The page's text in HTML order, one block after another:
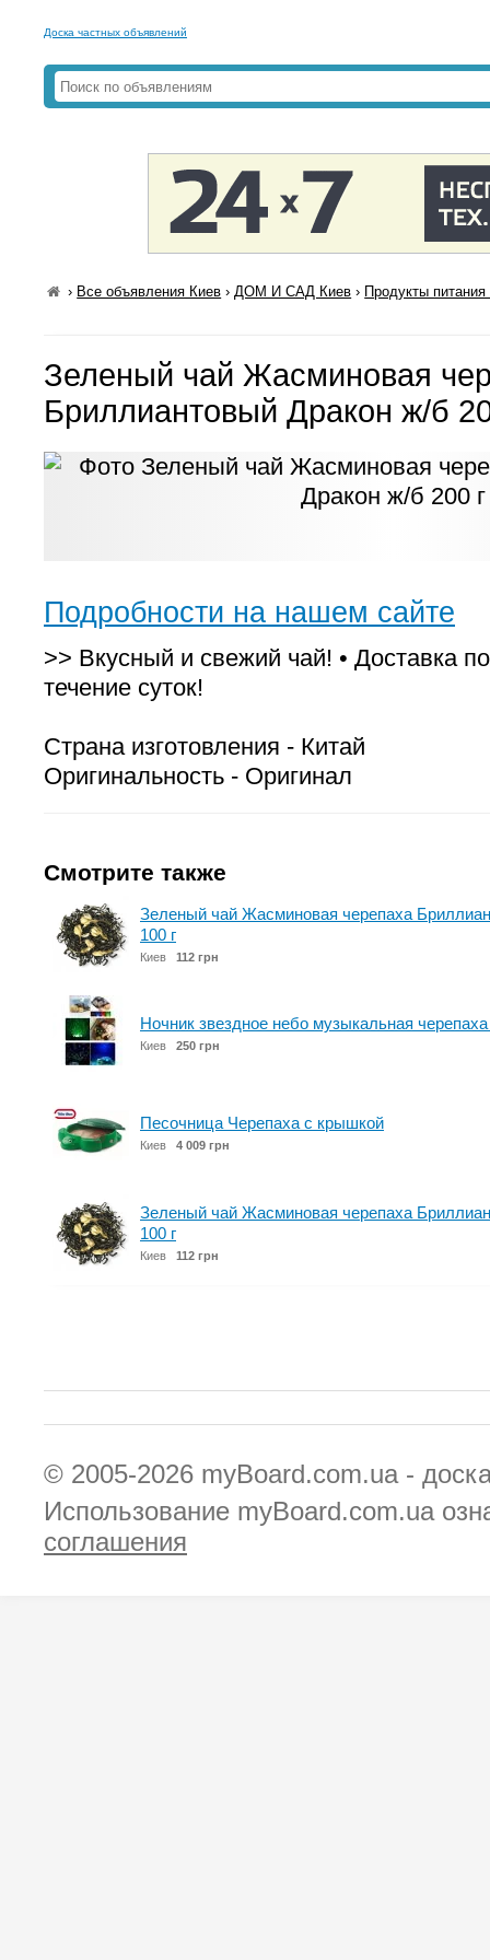
Доска частных объявлений
› Все объявления Киев ›ДОМ И САД Киев › Продукты
Зеленый чай Жасминовая
Бриллиантовый Дракон ж/б
Подробности на нашем сайте
>> Вкусный и свежий чай! • Доставка
течение суток!
Страна изготовления - Китай
Оригинальность - Оригинал
Смотрите также
Зеленый чай Жасминовая черепаха
100 г
Киев 112 грн
Ночник звездное небо музыкальная
Киев 250 грн
Песочница Черепаха с крышкой
Киев 4 009 грн
Зеленый чай Жасминовая черепаха
100 г
Киев 112 грн
© 2005-2026 myBoard.com.ua -
Использование myBoard.com.ua
соглашения